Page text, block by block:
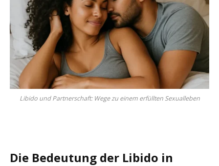
Libido und Partnerschaft: Wege zu einem erfüllten Sexualleben
Die Bedeutung der Libido in